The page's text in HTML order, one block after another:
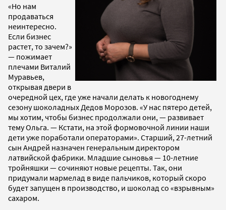
«Но нам
продаваться
неинтересно.
Если бизнес
растет, то зачем?»
— пожимает
плечами Виталий
Муравьев,
открывая двери в
очередной цех, где уже начали делать к новогоднему
сезону шоколадных Дедов Морозов. «У нас пятеро детей,
мы хотим, чтобы бизнес продолжали они, — развивает
тему Ольга. — Кстати, на этой формовочной линии наши
дети уже поработали операторами». Старший, 27-летний
сын Андрей назначен генеральным директором
латвийской фабрики. Младшие сыновья — 10-летние
тройняшки — сочиняют новые рецепты. Так, они
придумали мармелад в виде пальчиков, который скоро
будет запущен в производство, и шоколад со «взрывным»
сахаром.